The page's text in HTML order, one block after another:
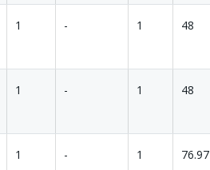
1 - 1 48
1 - 1 48
1 - 1 76.97